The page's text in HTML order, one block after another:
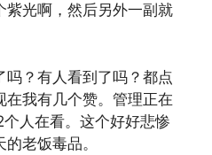
紫光啊，然后另外一副就
？有人看到了吗？都点
我有几个赞。管理正在
人在看。这个好好悲惨
老饭毒品。